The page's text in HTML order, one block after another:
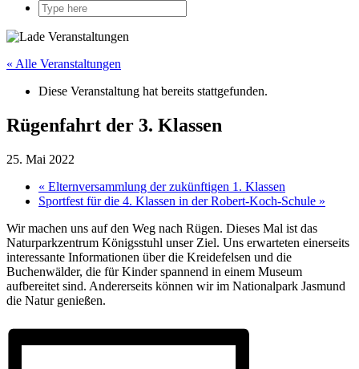
« Alle Veranstaltungen
Diese Veranstaltung hat bereits stattgefunden.
Rügenfahrt der 3. Klassen
25. Mai 2022
« Elternversammlung der zukünftigen 1. Klassen
Sportfest für die 4. Klassen in der Robert-Koch-Schule »
Wir machen uns auf den Weg nach Rügen. Dieses Mal ist das
Naturparkzentrum Königsstuhl unser Ziel. Uns erwarteten einerseits
interessante Informationen über die Kreidefelsen und die
Buchenwälder, die für Kinder spannend in einem Museum
aufbereitet sind. Andererseits können wir im Nationalpark Jasmund
die Natur genießen.